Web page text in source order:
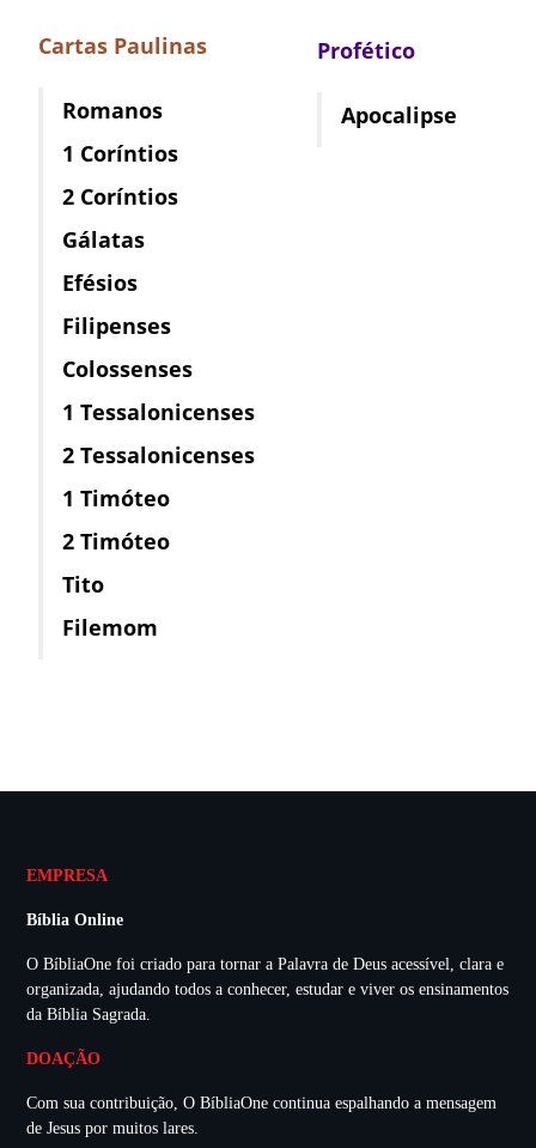
Cartas Paulinas
Romanos
1 Coríntios
2 Coríntios
Gálatas
Efésios
Filipenses
Colossenses
1 Tessalonicenses
2 Tessalonicenses
1 Timóteo
2 Timóteo
Tito
Filemom
Profético
Apocalipse
EMPRESA
Bíblia Online
O BíbliaOne foi criado para tornar a Palavra de Deus acessível, clara e
organizada, ajudando todos a conhecer, estudar e viver os ensinamentos
da Bíblia Sagrada.
DOAÇÃO
Com sua contribuição, O BíbliaOne continua espalhando a mensagem
de Jesus por muitos lares.